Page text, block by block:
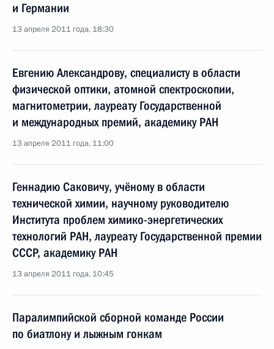
и Германии
13 апреля 2011 года, 18:30
Евгению Александрову, специалисту в области
физической оптики, атомной спектроскопии,
магнитометрии, лауреату Государственной
и международных премий, академику РАН
13 апреля 2011 года, 11:00
Геннадию Саковичу, учёному в области
технической химии, научному руководителю
Института проблем химико-энергетических
технологий РАН, лауреату Государственной премии
СССР, академику РАН
13 апреля 2011 года, 10:45
Паралимпийской сборной команде России
по биатлону и лыжным гонкам